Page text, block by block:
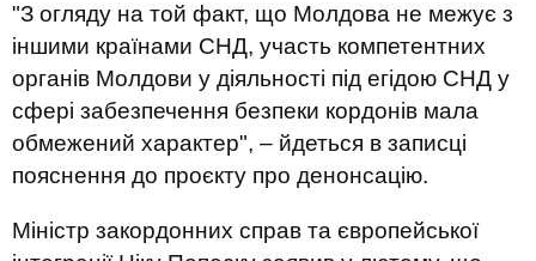
"З огляду на той факт, що Молдова не межує з
іншими країнами СНД, участь компетентних
органів Молдови у діяльності під егідою СНД у
сфері забезпечення безпеки кордонів мала
обмежений характер", – йдеться в записці
пояснення до проєкту про денонсацію.
Міністр закордонних справ та європейської